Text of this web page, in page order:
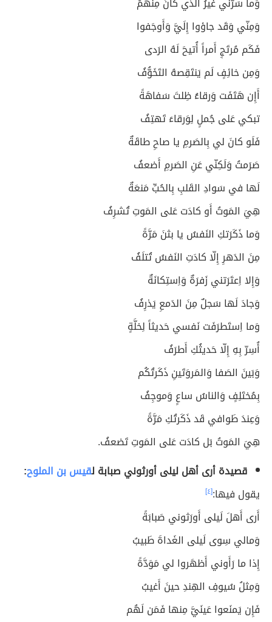
وَمِنّي وَقَد جاؤوا إِلَيَّ وَأَوجَفوا
فَكَم مُرتَجٍ أَمراً أُتيحَ لَهُ الرَدى
وَمِن خائِفٍ لَم يَنتَقِصهُ التَخَوُّفُ
أَإِن هَتَفَت وَرقاءُ ظِلتَ سَفاهَةً
تبكي عَلى جُملٍ لِوَرقاءَ تَهتِفُ
فَلَو كانَ لي بِالصَرمِ يا صاحِ طاقَةٌ
صَرَمتُ وَلَكِنّي عَنِ الصَرمِ أَضعفُ
لَها في سَوادِ القَلبِ بِالحُبِّ مَنعَةٌ
هِيَ المَوتُ أَو كادَت عَلى المَوتِ تُشرِفُ
وَما ذَكَرَتكِ النَفسُ يا بثنَ مَرَّةً
مِنَ الدَهرِ إِلّا كادَتِ النَفسُ تُتلَفُ
وَإِلا اِعتَرَتني زَفرَةٌ وَاِستِكانَةٌ
وَجادَ لَها سَجلٌ مِنَ الدَمعِ يَذرِفُ
وَما اِستَطرَفَت نَفسي حَديثاً لِخلَّةٍ
أُسِرّ بِهِ إِلّا حَديثُكِ أَطرَفُ
وَبَينَ الصَفا وَالمَروَتَينِ ذَكَرتُكُم
بِمُختَلِفٍ وَالناسُ ساعٍ وَموجِفُ
وَعِندَ طَوافي قَد ذَكَرتُكِ مَرَّةً
هِيَ المَوتُ بَل كادَت عَلى المَوتِ تَضعفُ.
قصيدة أرى أهل ليلى أورثوني صبابة لقيس بن الملوح:
يقول فيها:[٤]
أَرى أَهلَ لَيلى أَورَثوني صَبابَةً
وَمالي سِوى لَيلى الغَداةَ طَبيبُ
إِذا ما رَأَوني أَظهَروا لي مَوَدَّةً
وَمِثلُ سُيوفِ الهِندِ حينَ أَغيبُ
فَإِن يَمنَعوا عَينَيَّ مِنها فَمَن لَهُم